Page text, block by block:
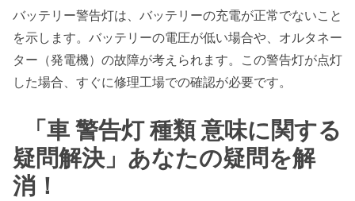
バッテリー警告灯は、バッテリーの充電が正常でないこと
を示します。バッテリーの電圧が低い場合や、オルタネー
ター（発電機）の故障が考えられます。この警告灯が点灯
した場合、すぐに修理工場での確認が必要です。
「車 警告灯 種類 意味に関する
疑問解決」あなたの疑問を解
消！